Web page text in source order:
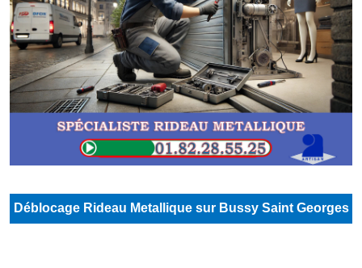
Déblocage Rideau Metallique sur Bussy Saint Georges